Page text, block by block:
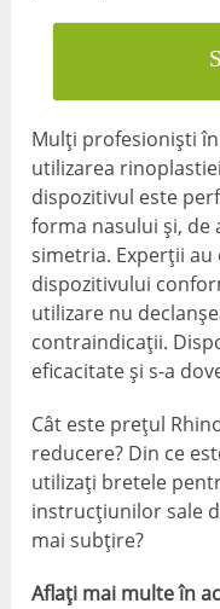
Mulți profesioniști
utilizarea
dispozitivul este
forma nasului și, de
simetria. Experții
dispozitivului
utilizare nu
contraindicații.
eficacitate și s-a
Cât este prețul
reducere? Din ce
utilizați bretele
instrucțiunilor sale
mai subțire?
Aflați mai multe în